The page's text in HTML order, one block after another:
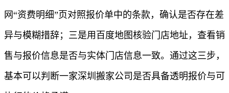
网“资费明细”页对照报价单中的条款，确认是否存在差
异与模糊措辞；三是用百度地图核验门店地址，查看销
售与报价信息是否与实体门店信息一致。通过这三步，
基本可以判断一家深圳搬家公司是否具备透明报价与可